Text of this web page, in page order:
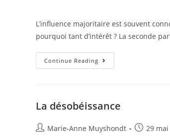
L’influence majoritaire est souvent
pourquoi tant d’intérêt ? La seconde
Continue Reading
La désobéissance
Marie-Anne Muyshondt 29 mai